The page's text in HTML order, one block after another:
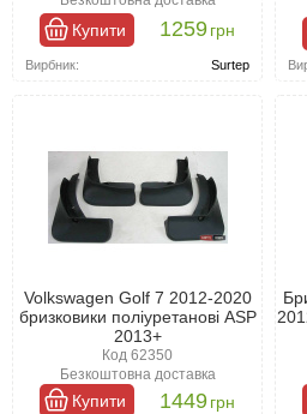
Купити 1259грн
Вирбник: Surtep
Volkswagen Golf 7 2012-2020
бризковики поліуретанові ASP
2013+
Код 62350
Безкоштовна доставка
Купити 1449грн